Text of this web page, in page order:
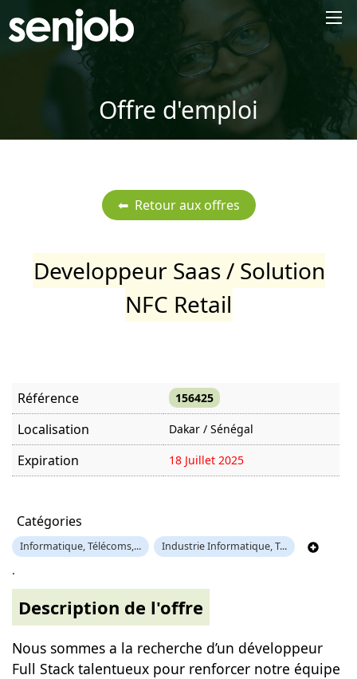
Offre d'emploi
Developpeur Saas / Solution
NFC Retail
Référence 156425
Localisation Dakar / Sénégal
Expiration 18 Juillet 2025
Catégories
Informatique, Télécoms,... Industrie Informatique, T...
.
Description de l'offre
Nous sommes a la recherche d’un développeur
Full Stack talentueux pour renforcer notre équipe